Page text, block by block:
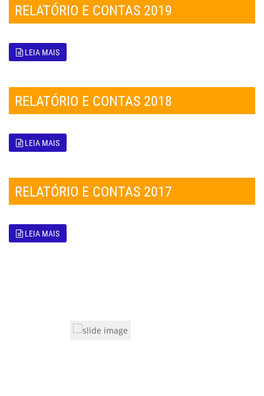
RELATÓRIO E CONTAS 2019
LEIA MAIS
RELATÓRIO E CONTAS 2018
LEIA MAIS
RELATÓRIO E CONTAS 2017
LEIA MAIS